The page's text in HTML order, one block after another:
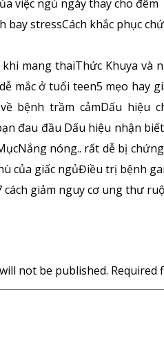
bay stressCách khắc phục
mang thaiThức Khuya và
mắc ở tuổi teen5 mẹo hay
bệnh trầm cảmDấu hiệu
đau đầu Dấu hiệu nhận
nóng.. rất dễ bị
của giấc ngủĐiều trị bệnh
cách giảm nguy cơ ung thư
not be published. Required